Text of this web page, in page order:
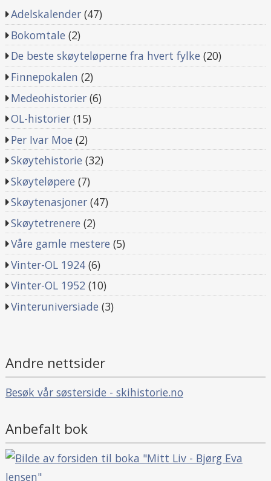
Adelskalender (47)
Bokomtale (2)
De beste skøyteløperne fra hvert fylke (20)
Finnepokalen (2)
Medeohistorier (6)
OL-historier (15)
Per Ivar Moe (2)
Skøytehistorie (32)
Skøyteløpere (7)
Skøytenasjoner (47)
Skøytetrenere (2)
Våre gamle mestere (5)
Vinter-OL 1924 (6)
Vinter-OL 1952 (10)
Vinteruniversiade (3)
Andre nettsider
Besøk vår søsterside - skihistorie.no
Anbefalt bok